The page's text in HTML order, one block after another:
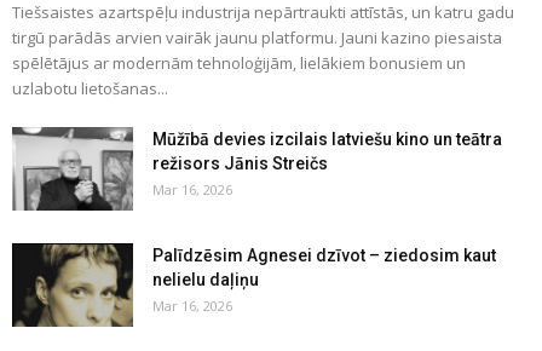
Tiešsaistes azartspēļu industrija nepārtraukti attīstās, un katru gadu
tirgū parādās arvien vairāk jaunu platformu. Jauni kazino piesaista
spēlētājus ar modernām tehnoloģijām, lielākiem bonusiem un
uzlabotu lietošanas...
Mūžībā devies izcilais latviešu kino un teātra
režisors Jānis Streičs
Mar 16, 2026
Palīdzēsim Agnesei dzīvot – ziedosim kaut
nelielu daļiņu
Mar 16, 2026